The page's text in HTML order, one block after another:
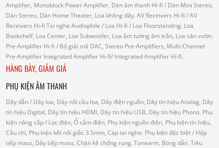
Amplifier, Monoblock Power Amplifier. Dàn âm thanh Hi-fi / Dàn Mini Stereo,
Dàn Stereo, Dàn Home Theater, Loa không dây. AV Receivers Hi-fi / AV
Receivers Hi-fi Tai nghe Audiophile / Loa Hi-fi / Loa Floorstanding, Loa
Bookshelf, Loa Center, Loa Subwoofer, Loa âm tường âm trần, Loa sân vườn.
Pre-Amplifier Hi-fi / Bộ giải mã DAC, Stereo Pre-Amplifiers, Multi-Channel
Pre-Amplifier Integrated Amplifier Hi-fi/ Integrated Amplifier Hi-fi.
HÀNG BÀY, GIẢM GIÁ
PHỤ KIỆN ÂM THANH
Dây dẫn/ Dây loa, Dây nối cầu loa, Dây điện nguồn, Dây tín hiệu Analog, Dây
tín hiệu Digital, Dây tín hiệu HDMI, Dây tín hiệu USB, Dây tín hiệu Phono. Phụ
kiện nâng cấp/ Lọc điện, Ổ cắm điện, Phụ kiện nguồn điện, Phụ kiện tín hiệu,
Cầu chì, Phụ kiện kết nối giắc 3.5mm, Cáp tai nghe. Phụ kiện đặc biệt/ Hộp
tiếp mass, Dây tiếp mass, Chân kê chống rung, Tonearm, Bóng dẫn. Tiêu